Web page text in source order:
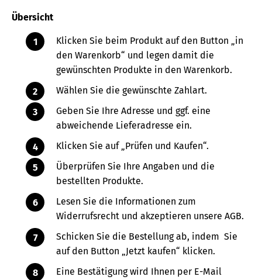
Buch
Übersicht
Klicken Sie beim Produkt auf den Button „in
den Warenkorb“ und legen damit die
gewünschten Produkte in den Warenkorb.
Wählen Sie die gewünschte Zahlart.
Geben Sie Ihre Adresse und ggf. eine
abweichende Lieferadresse ein.
Klicken Sie auf „Prüfen und Kaufen“.
Überprüfen Sie Ihre Angaben und die
bestellten Produkte.
Lesen Sie die Informationen zum
Widerrufsrecht und akzeptieren unsere AGB.
Schicken Sie die Bestellung ab, indem Sie
auf den Button „Jetzt kaufen“ klicken.
Eine Bestätigung wird Ihnen per E-Mail